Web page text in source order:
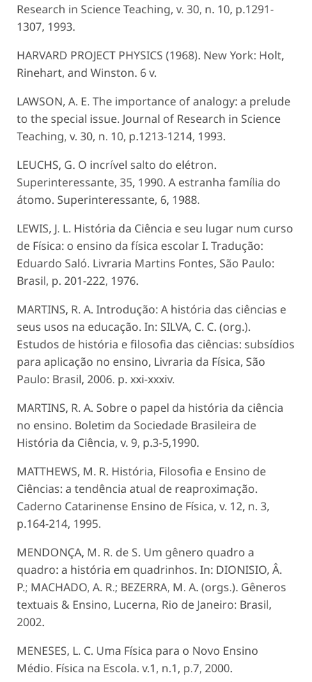
Research in Science Teaching, v. 30, n. 10, p.1291-
1307, 1993.
HARVARD PROJECT PHYSICS (1968). New York: Holt,
Rinehart, and Winston. 6 v.
LAWSON, A. E. The importance of analogy: a prelude
to the special issue. Journal of Research in Science
Teaching, v. 30, n. 10, p.1213-1214, 1993.
LEUCHS, G. O incrível salto do elétron.
Superinteressante, 35, 1990. A estranha família do
átomo. Superinteressante, 6, 1988.
LEWIS, J. L. História da Ciência e seu lugar num curso
de Física: o ensino da física escolar I. Tradução:
Eduardo Saló. Livraria Martins Fontes, São Paulo:
Brasil, p. 201-222, 1976.
MARTINS, R. A. Introdução: A história das ciências e
seus usos na educação. In: SILVA, C. C. (org.).
Estudos de história e filosofia das ciências: subsídios
para aplicação no ensino, Livraria da Física, São
Paulo: Brasil, 2006. p. xxi-xxxiv.
MARTINS, R. A. Sobre o papel da história da ciência
no ensino. Boletim da Sociedade Brasileira de
História da Ciência, v. 9, p.3-5,1990.
MATTHEWS, M. R. História, Filosofia e Ensino de
Ciências: a tendência atual de reaproximação.
Caderno Catarinense Ensino de Física, v. 12, n. 3,
p.164-214, 1995.
MENDONÇA, M. R. de S. Um gênero quadro a
quadro: a história em quadrinhos. In: DIONISIO, Â.
P.; MACHADO, A. R.; BEZERRA, M. A. (orgs.). Gêneros
textuais & Ensino, Lucerna, Rio de Janeiro: Brasil,
2002.
MENESES, L. C. Uma Física para o Novo Ensino
Médio. Física na Escola. v.1, n.1, p.7, 2000.